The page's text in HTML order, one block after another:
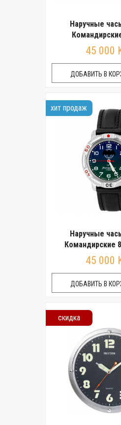
Наручные
45 000
ДОБАВИТЬ В
хит продаж
Наручные
Командирские
45 000
ДОБАВИТЬ В
скидка